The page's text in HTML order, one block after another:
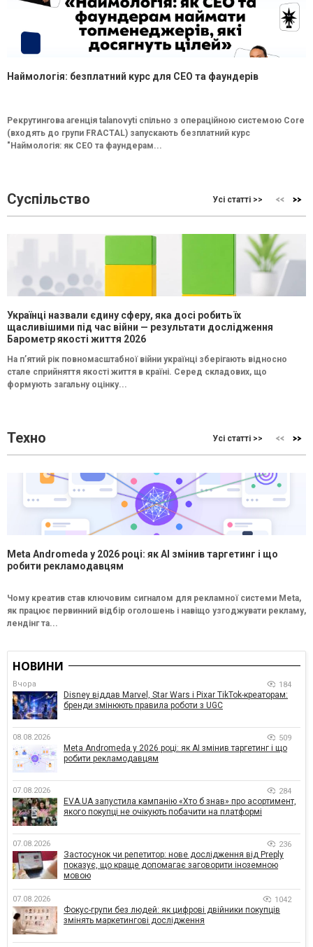
Наймологія: безплатний курс для CEO та фаундерів
Рекрутингова агенція talanovyti спільно з операційною системою Core
(входять до групи FRACTAL) запускають безплатний курс
"Наймологія: як СEO та фаундерам...
Суспільство Усі статті >>
Українці назвали єдину сферу, яка досі робить їх
щасливішими під час війни — результати дослідження
Барометр якості життя 2026
На п’ятий рік повномасштабної війни українці зберігають відносно
стале сприйняття якості життя в країні. Серед складових, що
формують загальну оцінку...
Техно Усі статті >>
Meta Andromeda у 2026 році: як AI змінив таргетинг і що
робити рекламодавцям
Чому креатив став ключовим сигналом для рекламної системи Meta,
як працює первинний відбір оголошень і навіщо узгоджувати рекламу,
лендінг та...
НОВИНИ
Вчора 184
Disney віддав Marvel, Star Wars і Pixar TikTok-креаторам:
бренди змінюють правила роботи з UGC
08.08.2026 509
Meta Andromeda у 2026 році: як AI змінив таргетинг і що
робити рекламодавцям
07.08.2026 284
EVA.UA запустила кампанію «Хто б знав» про асортимент,
якого покупці не очікують побачити на платформі
07.08.2026 236
Застосунок чи репетитор: нове дослідження від Preply
показує, що краще допомагає заговорити іноземною
мовою
07.08.2026 1042
Фокус-групи без людей: як цифрові двійники покупців
змінять маркетингові дослідження